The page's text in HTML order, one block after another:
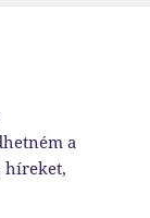
a
híreket,